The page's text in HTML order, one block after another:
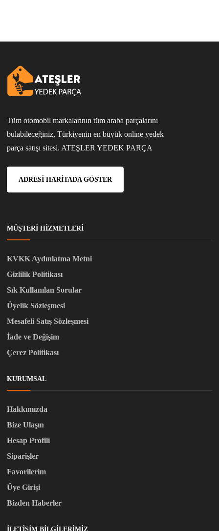
Tüm otomobil markalarının tüm araba parçalarını
bulabileceğiniz, Türkiyenin en büyük online yedek
parça satışı sitesi. ATEŞLER YEDEK PARÇA
ADRESI HARITADA GÖSTER
MÜŞTERI HIZMETLERI
KVKK Aydınlatma Metni
Gizlilik Politikası
Sık Kullanılan Sorular
Üyelik Sözleşmesi
Mesafeli Satış Sözleşmesi
İade ve Değişim
Çerez Politikası
KURUMSAL
Hakkımızda
Bize Ulaşın
Hesap Profili
Siparişler
Favorilerim
Üye Girişi
Bizden Haberler
İLETIŞIM BILGILERIMIZ